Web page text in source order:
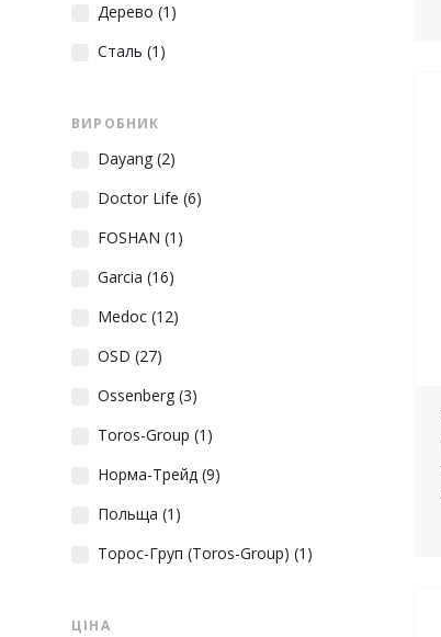
Дерево (1)
Сталь (1)
ВИРОБНИК
Dayang (2)
Doctor Life (6)
FOSHAN (1)
Garcia (16)
Medoc (12)
OSD (27)
Ossenberg (3)
Toros-Group (1)
Норма-Трейд (9)
Польща (1)
Торос-Груп (Toros-Group) (1)
ЦІНА